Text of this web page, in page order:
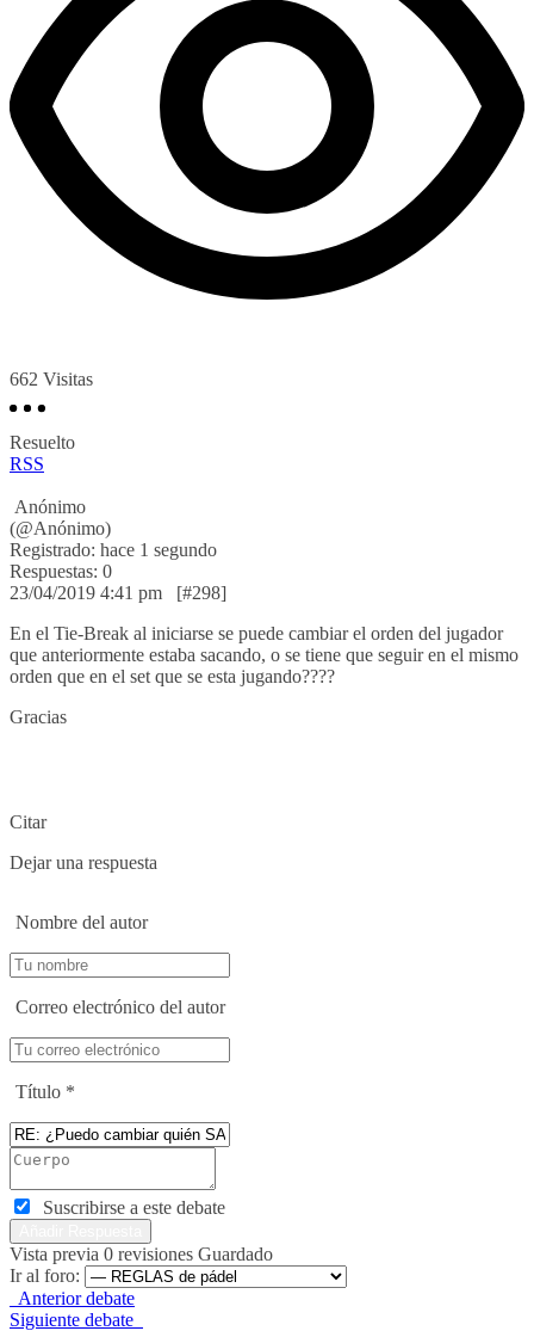
662 Visitas
Resuelto
RSS
Anónimo
(@Anónimo)
Registrado: hace 1 segundo
Respuestas: 0
23/04/2019 4:41 pm
[#298]
En el Tie-Break al iniciarse se puede cambiar el orden del jugador
que anteriormente estaba sacando, o se tiene que seguir en el mismo
orden que en el set que se esta jugando????
Gracias
Citar
Dejar una respuesta
Nombre del autor
Correo electrónico del autor
Título *
Suscribirse a este debate
Vista previa 0 revisiones Guardado
Ir al foro:
Anterior debate
Siguiente debate